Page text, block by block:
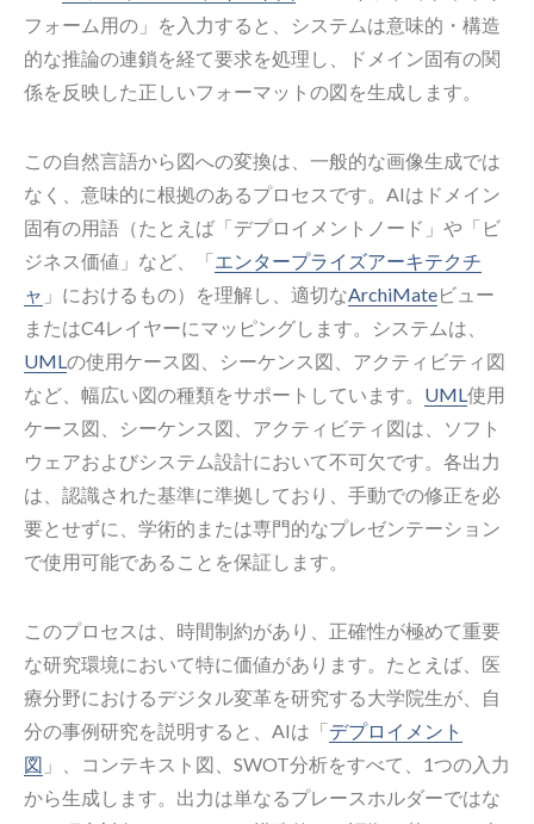
フォーム用の」を入力すると、システムは意味的・構造
的な推論の連鎖を経て要求を処理し、ドメイン固有の関
係を反映した正しいフォーマットの図を生成します。
この自然言語から図への変換は、一般的な画像生成では
なく、意味的に根拠のあるプロセスです。AIはドメイン
固有の用語（たとえば「デプロイメントノード」や「ビ
ジネス価値」など、「エンタープライズアーキテクチ
ャ 」におけるもの）を理解し、適切なArchiMateビュー
またはC4レイヤーにマッピングします。システムは、
UMLの使用ケース図、シーケンス図、アクティビティ図
など、幅広い図の種類をサポートしています。 UML使用
ケース図、シーケンス図、アクティビティ図は、ソフト
ウェアおよびシステム設計において不可欠です。各出力
は、認識された基準に準拠しており、手動での修正を必
要とせずに、学術的または専門的なプレゼンテーション
で使用可能であることを保証します。
このプロセスは、時間制約があり、正確性が極めて重要
な研究環境において特に価値があります。たとえば、医
療分野におけるデジタル変革を研究する大学院生が、自
分の事例研究を説明すると、AIは「デプロイメント
図 」、コンテキスト図、SWOT分析をすべて、1つの入力
から生成します。出力は単なるプレースホルダーではな